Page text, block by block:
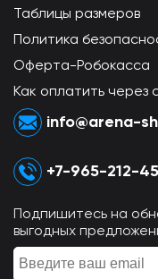
Таблицы размеров
Политика
Оферта-Робокасса
Как оплатить через
info@arena-
+7-965-212-
Подпишитесь на
выгодных